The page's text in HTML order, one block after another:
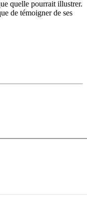
quelle pourrait illustrer.
de témoigner de ses